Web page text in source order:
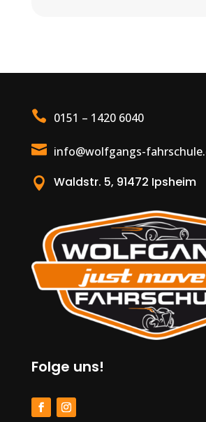
 0151 – 1420 6040
 info@wolfgangs-
 Waldstr. 5, 91472 Ipsheim
Folge uns!